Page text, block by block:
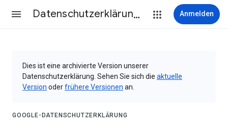
Datenschutzerklärung & Nutzungsbedingungen Anmelden
Dies ist eine archivierte Version unserer
Datenschutzerklärung. Sehen Sie sich die aktuelle
Version oderfrühere Versionen an.
GOOGLE-DATENSCHUTZERKLÄRUNG